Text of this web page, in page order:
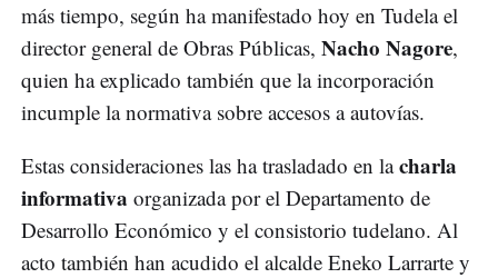
más tiempo, según ha manifestado hoy en Tudela el
director general de Obras Públicas, Nacho Nagore,
quien ha explicado también que la incorporación
incumple la normativa sobre accesos a autovías.
Estas consideraciones las ha trasladado en lacharla
informativa organizada por el Departamento de
Desarrollo Económico y el consistorio tudelano. Al
acto también han acudido el alcalde Eneko Larrarte y